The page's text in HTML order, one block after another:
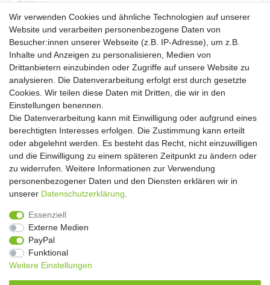
E-MAIL **
Hiermit bestätige ich, dass ich die Daten­schutz­erklärung
Einwilligung kann ich jederzeit widerrufen.**
Abonnieren
** Hierbei handelt es sich um ein Pflichtfeld.
Widerrufs­recht Widerrufs­formular Impressum
Daten­schutz­erklärung AGB Kontakt
Wir verwenden Cookies und ähnliche Technologien auf unserer
Website und verarbeiten personenbezogene Daten von
Besucher:innen unserer Webseite (z.B. IP-Adresse), um z.B.
Inhalte und Anzeigen zu personalisieren, Medien von
Drittanbietern einzubinden oder Zugriffe auf unsere Website zu
analysieren. Die Datenverarbeitung erfolgt erst durch gesetzte
Cookies. Wir teilen diese Daten mit Dritten, die wir in den
Einstellungen benennen.
Die Datenverarbeitung kann mit Einwilligung oder aufgrund eines
berechtigten Interesses erfolgen. Die Zustimmung kann erteilt
oder abgelehnt werden. Es besteht das Recht, nicht einzuwilligen
und die Einwilligung zu einem späteren Zeitpunkt zu ändern oder
zu widerrufen. Weitere Informationen zur Verwendung
personenbezogener Daten und den Diensten erklären wir in
unserer Daten­schutz­erklärung
Essenziell
Externe Medien
PayPal
Funktional
Weitere Einstellungen
Copyright 2016 | Dekushop.de | Alle Rechte vorbehalten. |
Angebote gelten nur für Industrie, Handel, Handwerk und
Widerrufs­recht